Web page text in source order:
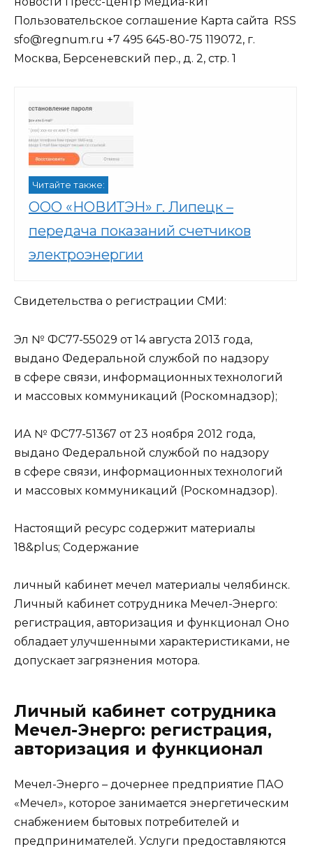
Пользовательское соглашение Карта сайта
RSS
sfo@regnum.ru +7 495 645-80-75 119072, г.
Москва, Берсеневский пер., д. 2, стр. 1
Читайте также:
ООО «НОВИТЭН» г. Липецк –
передача показаний счетчиков
электроэнергии
Свидетельства о регистрации СМИ:
Эл № ФС77-55029 от 14 августа 2013 года,
выдано Федеральной службой по надзору
в сфере связи, информационных технологий
и массовых коммуникаций (Роскомнадзор);
ИА № ФС77-51367 от 23 ноября 2012 года,
выдано Федеральной службой по надзору
в сфере связи, информационных технологий
и массовых коммуникаций (Роскомнадзор).
Настоящий ресурс содержит материалы
18&plus; Содержание
личный кабинет мечел материалы челябинск.
Личный кабинет сотрудника Мечел-Энерго:
регистрация, авторизация и функционал Оно
обладает улучшенными характеристиками, не
допускает загрязнения мотора.
Личный кабинет сотрудника
Мечел-Энерго: регистрация,
авторизация и функционал
Мечел-Энерго – дочернее предприятие ПАО
«Мечел», которое занимается энергетическим
снабжением бытовых потребителей и
предпринимателей. Услуги предоставляются